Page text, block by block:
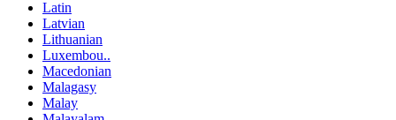
Latin
Latvian
Lithuanian
Luxembou..
Macedonian
Malagasy
Malay